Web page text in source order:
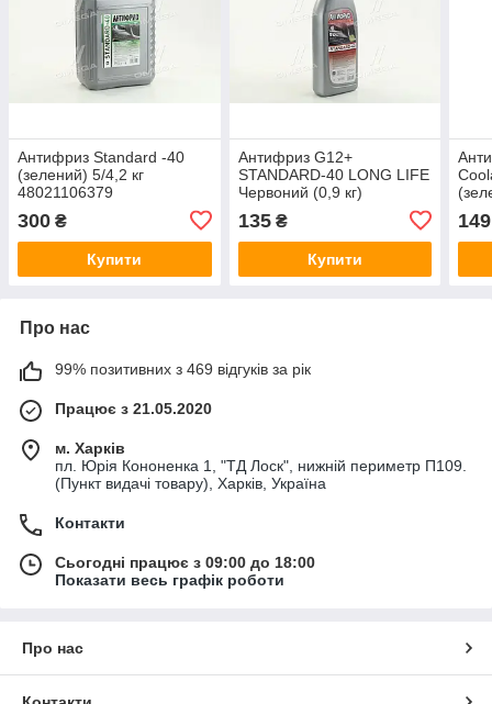
Антифриз Standard -40
(зелений) 5/4,2 кг
48021106379
300 ₴
Купити
Антифриз G12+
STANDARD-40 LONG LIFE
Червоний (0,9 кг)
135₴
Купити
149
Про нас
99% позитивних з 469 відгуків за рік
Працює з 21.05.2020
м. Харків
пл. Юрія Кононенка 1, "ТД Лоск", нижній периметр П109.
(Пункт видачі товару), Харків, Україна
Контакти
Сьогодні працює з 09:00 до 18:00
Показати весь графік роботи
Про нас